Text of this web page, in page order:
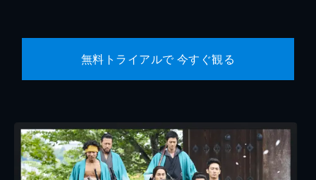
無料トライアルで 今すぐ観る